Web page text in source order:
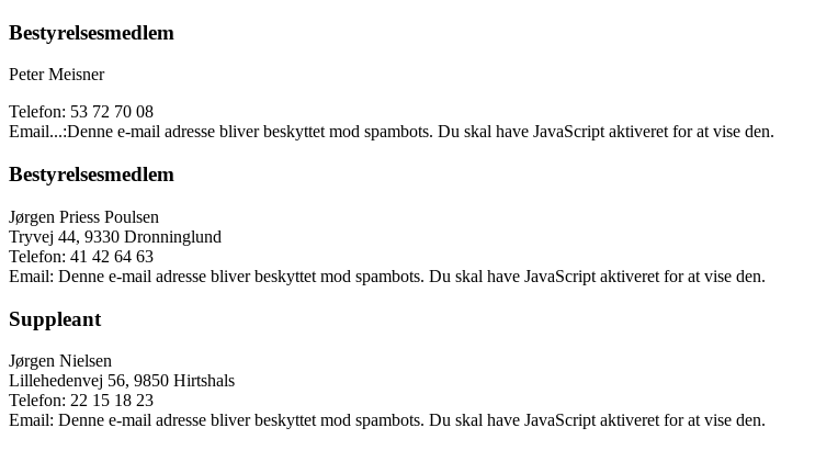
Bestyrelsesmedlem
Peter Meisner
Telefon: 53 72 70 08
Email...:Denne e-mail adresse bliver beskyttet mod spambots. Du skal have JavaScript aktiveret for at vise den.
Bestyrelsesmedlem
Jørgen Priess Poulsen
Tryvej 44, 9330 Dronninglund
Telefon: 41 42 64 63
Email: Denne e-mail adresse bliver beskyttet mod spambots. Du skal have JavaScript aktiveret for at vise den.
Suppleant
Jørgen Nielsen
Lillehedenvej 56, 9850 Hirtshals
Telefon: 22 15 18 23
Email: Denne e-mail adresse bliver beskyttet mod spambots. Du skal have JavaScript aktiveret for at vise den.